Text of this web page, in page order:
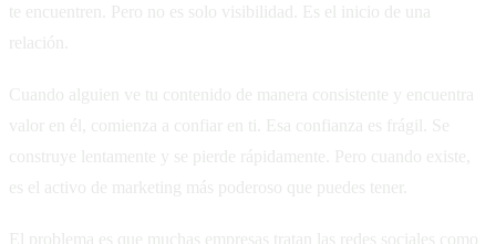
te encuentren. Pero no es solo visibilidad. Es el inicio de una
relación.
Cuando alguien ve tu contenido de manera consistente y encuentra
valor en él, comienza a confiar en ti. Esa confianza es frágil. Se
construye lentamente y se pierde rápidamente. Pero cuando existe,
es el activo de marketing más poderoso que puedes tener.
El problema es que muchas empresas tratan las redes sociales como